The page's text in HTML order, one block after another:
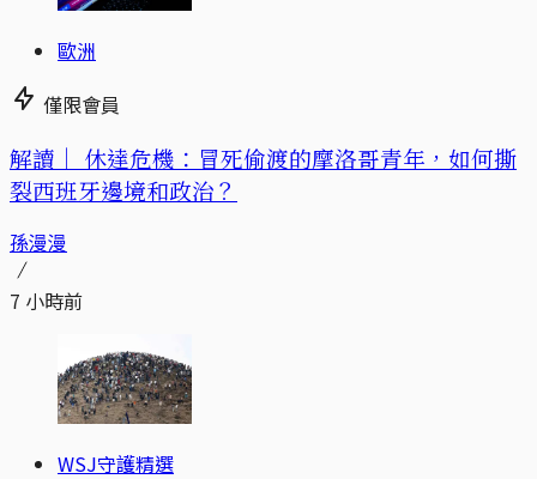
歐洲
僅限會員
解讀｜ 休達危機：冒死偷渡的摩洛哥青年，如何撕
裂西班牙邊境和政治？
孫漫漫
7 小時前
WSJ守護精選